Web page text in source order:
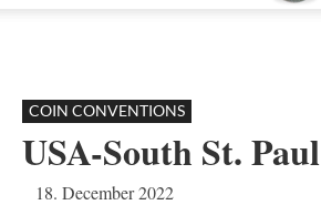
COIN CONVENTIONS
USA-South St. Paul
18. December 2022